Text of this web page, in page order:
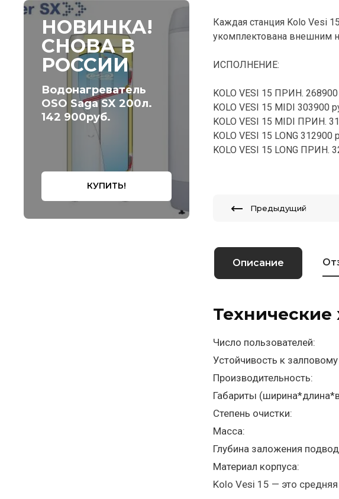
НОВИНКА!
СНОВА В
РОССИИ
Водонагреватель
OSO Saga SX 200л.
142 900руб.
КУПИТЬ!
Каждая станция Kolo Vesi
укомплектована внешним
ИСПОЛНЕНИЕ:
KOLO VESI 15 ПРИН. 268900
KOLO VESI 15 MIDI 303900
KOLO VESI 15 MIDI ПРИН.
KOLO VESI 15 LONG 312900
KOLO VESI 15 LONG ПРИН.
Предыдущий
Описание
Технические
Число пользователей:
Устойчивость к
Производительность:
Габариты
Степень очистки:
Масса:
Глубина заложения
Материал корпуса:
Kolo Vesi 15 — это